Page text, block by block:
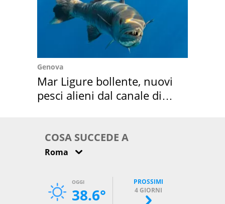
Genova
Mar Ligure bollente, nuovi
pesci alieni dal canale di